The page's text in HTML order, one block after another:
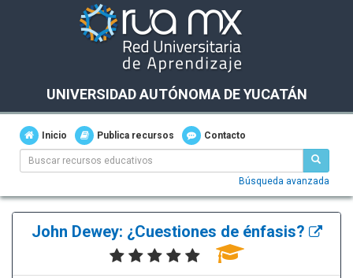
UNIVERSIDAD AUTÓNOMA DE YUCATÁN
Inicio Publica recursos Contacto
Búsqueda avanzada
John Dewey: ¿Cuestiones de énfasis?